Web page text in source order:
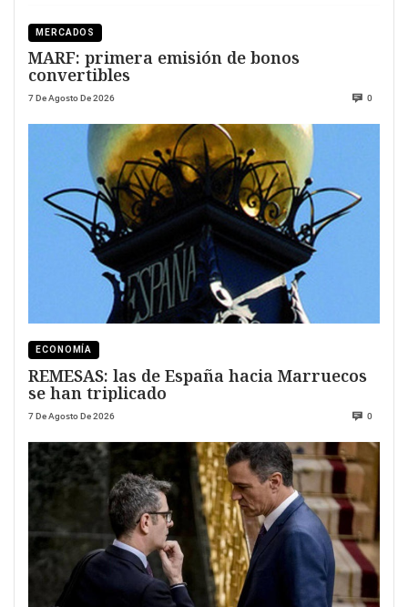
MERCADOS
MARF: primera emisión de bonos
convertibles
7 De Agosto De 2026 0
ECONOMÍA
REMESAS: las de España hacia Marruecos
se han triplicado
7 De Agosto De 2026 0